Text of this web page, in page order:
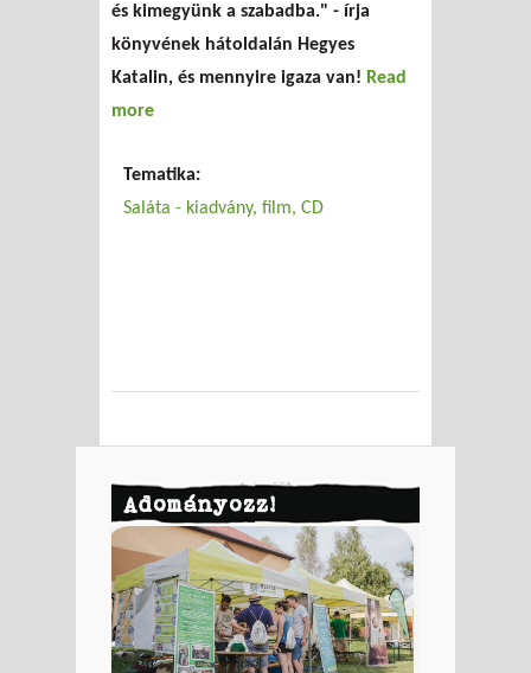
és kimegyünk a szabadba." - írja
könyvének hátoldalán Hegyes
Katalin, és mennyire igaza van! Read
more
(Hegyes Katalin)
Tematika:
Saláta - kiadvány, film, CD
Adományozz!